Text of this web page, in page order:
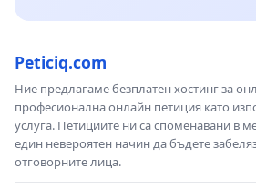
Peticiq.com
Ние предлагаме безплатен хостинг за
професионална онлайн петиция като
услуга. Петициите ни са споменавани в
един невероятен начин да бъдете
отговорните лица.